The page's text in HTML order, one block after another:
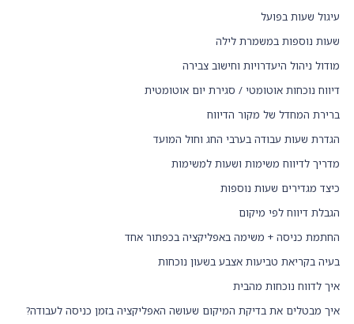
עיגול שעות בפועל
שעות נוספות במשמרת לילה
מודול ניהול היעדרויות וחישוב צבירה
דיווח נוכחות אוטומטי / סגירת יום אוטומטית
ברירת המחדל של מקור הדיווח
הגדרת שעות עבודה בערבי החג וחול המועד
מדריך לדיווח משימות ושעות למשימות
כיצד מגדירים שעות נוספות
הגבלת דיווח לפי מיקום
החתמת כניסה + משימה באפליקציה בכפתור אחד
בעיה בקריאת טביעות אצבע בשעון נוכחות
איך לדווח נוכחות מהבית
איך מבטלים את בדיקת המיקום שעושה האפליקציה בזמן כניסה לעבודה?